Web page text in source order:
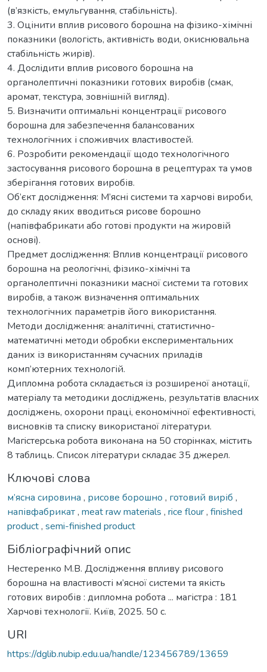
(в’язкість, емульгування, стабільність).
3. Оцінити вплив рисового борошна на фізико-хімічні
показники (вологість, активність води, окиснювальна
стабільність жирів).
4. Дослідити вплив рисового борошна на
органолептичні показники готових виробів (смак,
аромат, текстура, зовнішній вигляд).
5. Визначити оптимальні концентрації рисового
борошна для забезпечення балансованих
технологічних і споживчих властивостей.
6. Розробити рекомендації щодо технологічного
застосування рисового борошна в рецептурах та умов
зберігання готових виробів.
Об’єкт дослідження: М’ясні системи та харчові вироби,
до складу яких вводиться рисове борошно
(напівфабрикати або готові продукти на жировій
основі).
Предмет дослідження: Вплив концентрації рисового
борошна на реологічні, фізико-хімічні та
органолептичні показники масної системи та готових
виробів, а також визначення оптимальних
технологічних параметрів його використання.
Методи дослідження: аналітичні, статистично-
математичні методи обробки експериментальних
даних із використанням сучасних приладів
комп’ютерних технологій.
Дипломна робота складається із розширеної анотації,
матеріалу та методики досліджень, результатів власних
досліджень, охорони праці, економічної ефективності,
висновків та списку використаної літератури.
Мaгicтepcькa poбoтa викoнaнa нa 50 cтopiнкax, містить
8 таблиць. Список літератури складає 35 джерел.
Ключові слова
м’ясна сировина , рисове борошно , готовий виріб ,
напівфабрикат, meat raw materials , rice flour, finished
product, semi-finished product
Бібліографічний опис
Нестеренко М.В. Дослідження впливу рисового
борошна на властивості м’ясної системи та якість
готових виробів : дипломна робота ... магістра : 181
Харчові технології. Київ, 2025. 50 с.
URI
https://dglib.nubip.edu.ua/handle/123456789/13659